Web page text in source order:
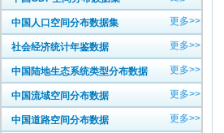
中国人口空间分布数据集 更多>>
社会经济统计年鉴数据 更多>>
中国陆地生态系统类型分布数据 更多>>
中国流域空间分布数据 更多>>
中国道路空间分布数据 更多>>